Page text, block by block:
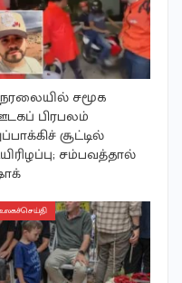
சமூக
பிரபலம்
சூட்டில்
சம்பவத்தால்